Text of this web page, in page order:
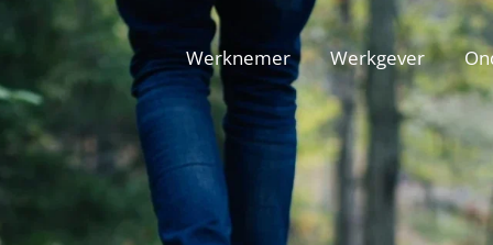
Werknemer Werkgever